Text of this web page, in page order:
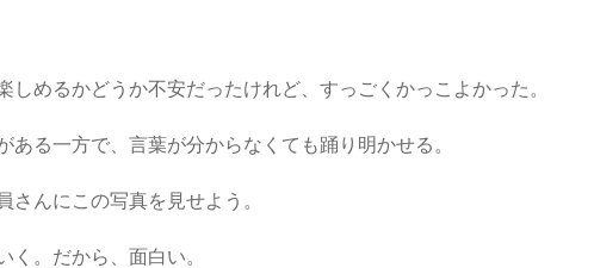
めるかどうか不安だったけれど、すっごくかっこよかった。
る一方で、言葉が分からなくても踊り明かせる。
んにこの写真を見せよう。
。だから、面白い。